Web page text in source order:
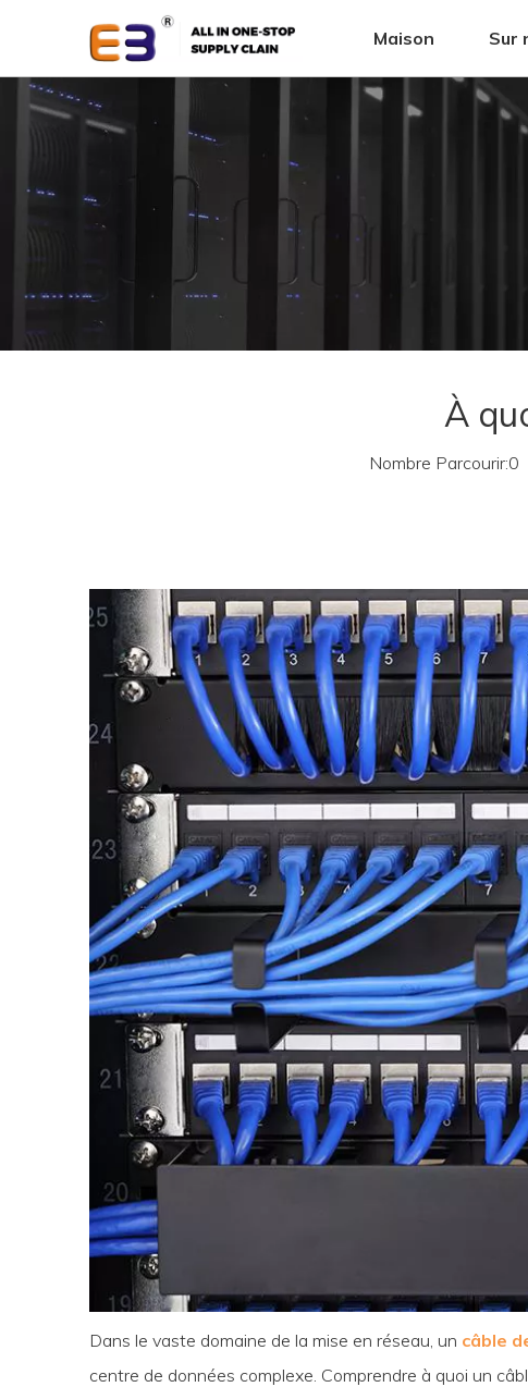
Maison Sur
À
Nombre Parcourir:0
Dans le vaste domaine de la mise en réseau, un câble
centre de données complexe. Comprendre à quoi un